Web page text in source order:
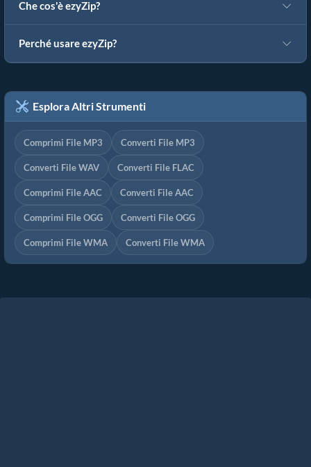
Che cos'è ezyZip?
Perché usare ezyZip?
Esplora Altri Strumenti
Comprimi File MP3 Converti File MP3
Converti File WAV Converti File FLAC
Comprimi File AAC Converti File AAC
Comprimi File OGG Converti File OGG
Comprimi File WMA Converti File WMA